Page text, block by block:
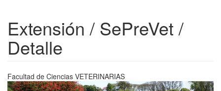
Extensión / SePreVet /
Detalle
Facultad de Ciencias VETERINARIAS
Previous Next